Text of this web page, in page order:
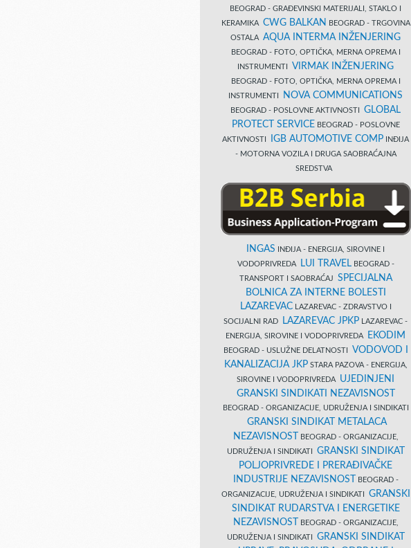
BEOGRAD - GRAĐEVINSKI MATERIJALI, STAKLO I
KERAMIKA CWG BALKAN
BEOGRAD - TRGOVINA
OSTALA AQUA INTERMA INŽENJERING
BEOGRAD - FOTO, OPTIČKA, MERNA OPREMA I
INSTRUMENTI VIRMAK INŽENJERING
BEOGRAD - FOTO, OPTIČKA, MERNA OPREMA I
INSTRUMENTI
NOVA COMMUNICATIONS
BEOGRAD - POSLOVNE AKTIVNOSTI GLOBAL
PROTECT SERVICE BEOGRAD - POSLOVNE
AKTIVNOSTI
IGB AUTOMOTIVE COMP INĐIJA
- MOTORNA VOZILA I DRUGA SAOBRAĆAJNA
SREDSTVA
INGAS INĐIJA - ENERGIJA, SIROVINE I
VODOPRIVREDA
LUI TRAVELBEOGRAD -
TRANSPORT I SAOBRAĆAJ SPECIJALNA
BOLNICA ZA INTERNE BOLESTI
LAZAREVACLAZAREVAC - ZDRAVSTVO I
SOCIJALNI RAD
LAZAREVAC JPKP LAZAREVAC -
ENERGIJA, SIROVINE I VODOPRIVREDA
EKODIM
BEOGRAD - USLUŽNE DELATNOSTI VODOVOD I
KANALIZACIJA JKPSTARA PAZOVA - ENERGIJA,
SIROVINE I VODOPRIVREDA UJEDINJENI
GRANSKI SINDIKATI NEZAVISNOST
BEOGRAD - ORGANIZACIJE, UDRUŽENJA I SINDIKATI
GRANSKI SINDIKAT METALACA
NEZAVISNOST
BEOGRAD - ORGANIZACIJE,
UDRUŽENJA I SINDIKATI GRANSKI SINDIKAT
POLJOPRIVREDE I PRERAĐIVAČKE
INDUSTRIJE NEZAVISNOST
BEOGRAD -
ORGANIZACIJE, UDRUŽENJA I SINDIKATI GRANSKI
SINDIKAT RUDARSTVA I ENERGETIKE
NEZAVISNOST
BEOGRAD - ORGANIZACIJE,
UDRUŽENJA I SINDIKATI GRANSKI SINDIKAT